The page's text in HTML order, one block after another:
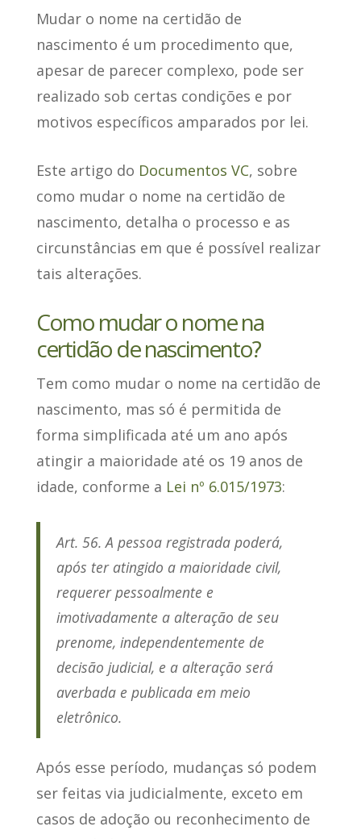
Mudar o nome na certidão de
nascimento é um procedimento que,
apesar de parecer complexo, pode ser
realizado sob certas condições e por
motivos específicos amparados por lei.
Este artigo do Documentos VC, sobre
como mudar o nome na certidão de
nascimento, detalha o processo e as
circunstâncias em que é possível realizar
tais alterações.
Como mudar o nome na
certidão de nascimento?
Tem como mudar o nome na certidão de
nascimento, mas só é permitida de
forma simplificada até um ano após
atingir a maioridade até os 19 anos de
idade, conforme a Lei nº 6.015/1973:
Art. 56. A pessoa registrada poderá,
após ter atingido a maioridade civil,
requerer pessoalmente e
imotivadamente a alteração de seu
prenome, independentemente de
decisão judicial, e a alteração será
averbada e publicada em meio
eletrônico.
Após esse período, mudanças só podem
ser feitas via judicialmente, exceto em
casos de adoção ou reconhecimento de